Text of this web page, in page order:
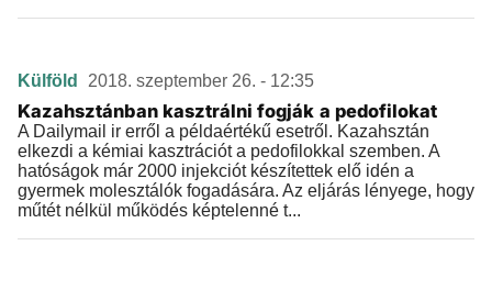
Külföld 2018. szeptember 26. - 12:35
Kazahsztánban kasztrálni fogják a pedofilokat
A Dailymail ir erről a példaértékű esetről. Kazahsztán
elkezdi a kémiai kasztrációt a pedofilokkal szemben. A
hatóságok már 2000 injekciót készítettek elő idén a
gyermek molesztálók fogadására. Az eljárás lényege, hogy
műtét nélkül működés képtelenné t...